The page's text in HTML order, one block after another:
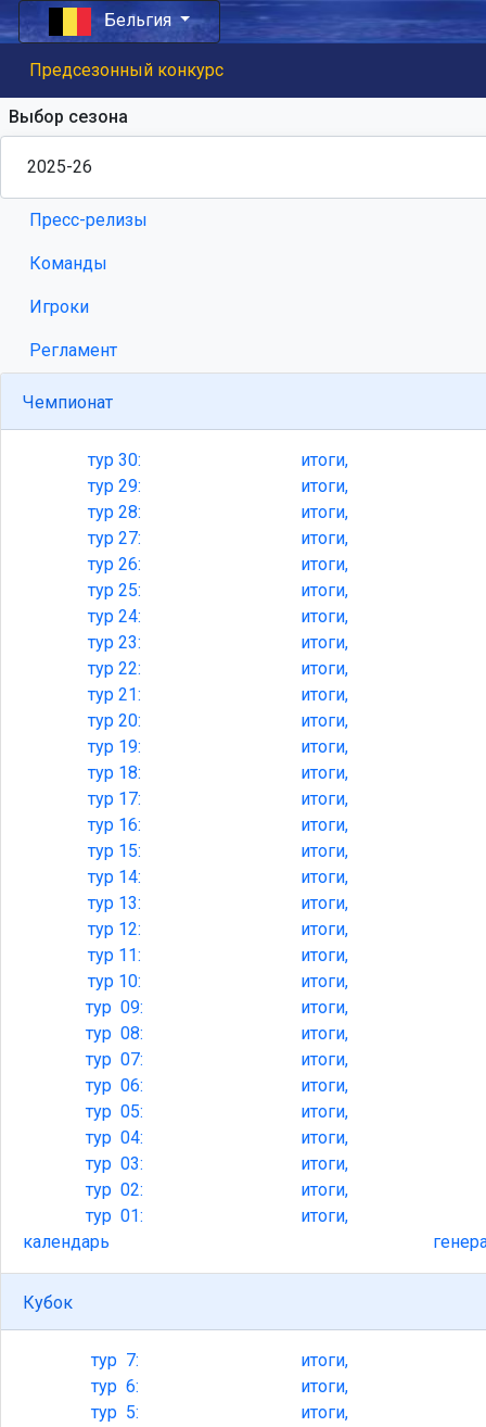
Бельгия
Предсезонный конкурс
Выбор сезона
Пресс-релизы
Команды
Игроки
Регламент
Чемпионат
тур 30:
итоги,
тур 29:
итоги,
тур 28:
итоги,
тур 27:
итоги,
тур 26:
итоги,
тур 25:
итоги,
тур 24:
итоги,
тур 23:
итоги,
тур 22:
итоги,
тур 21:
итоги,
тур 20:
итоги,
тур 19:
итоги,
тур 18:
итоги,
тур 17:
итоги,
тур 16:
итоги,
тур 15:
итоги,
тур 14:
итоги,
тур 13:
итоги,
тур 12:
итоги,
тур 11:
итоги,
тур 10:
итоги,
тур 09:
итоги,
тур 08:
итоги,
тур 07:
итоги,
тур 06:
итоги,
тур 05:
итоги,
тур 04:
итоги,
тур 03:
итоги,
тур 02:
итоги,
тур 01:
итоги,
календарь
Кубок
тур7:
итоги,
тур6:
итоги,
тур5:
итоги,